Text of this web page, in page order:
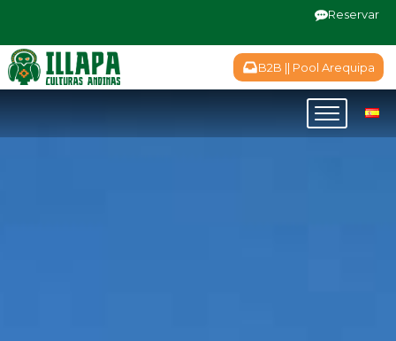
Reservar
B2B || Pool Arequipa